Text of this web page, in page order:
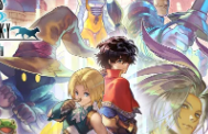
此给各位造成的不便，还请
制更新，故需要大家重